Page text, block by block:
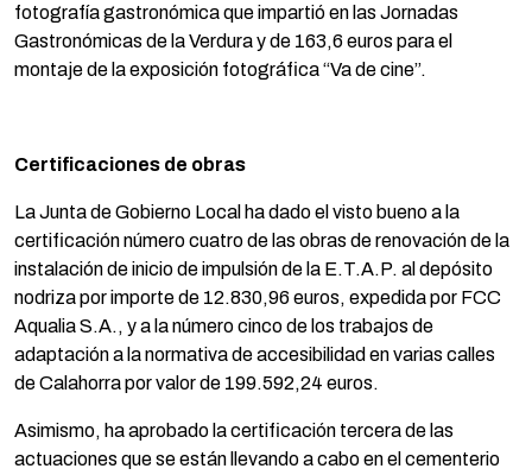
fotografía gastronómica que impartió en las Jornadas
Gastronómicas de la Verdura y de 163,6 euros para el
montaje de la exposición fotográfica “Va de cine”.
Certificaciones de obras
La Junta de Gobierno Local ha dado el visto bueno a la
certificación número cuatro de las obras de renovación de la
instalación de inicio de impulsión de la E.T.A.P. al depósito
nodriza por importe de 12.830,96 euros, expedida por FCC
Aqualia S.A., y a la número cinco de los trabajos de
adaptación a la normativa de accesibilidad en varias calles
de Calahorra por valor de 199.592,24 euros.
Asimismo, ha aprobado la certificación tercera de las
actuaciones que se están llevando a cabo en el cementerio